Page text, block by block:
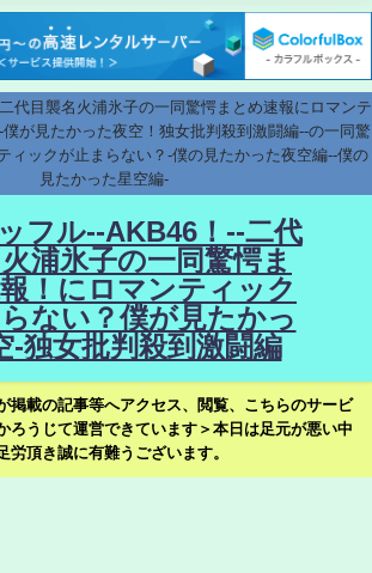
代目襲名火浦氷子の一同驚愕まとめ速報にロマンテ
僕が見たかった夜空！独女批判殺到激闘編--の一同驚
ィックが止まらない？-僕の見たかった夜空編--僕の
見たかった星空編-
フル--AKB46！--二代
火浦氷子の一同驚愕ま
！にロマンティック
ない？僕が見たかっ
-独女批判殺到激闘編
掲載の記事等へアクセス、閲覧、こちらのサービ
ろうじて運営できています＞本日は足元が悪い中
労頂き誠に有難うございます。